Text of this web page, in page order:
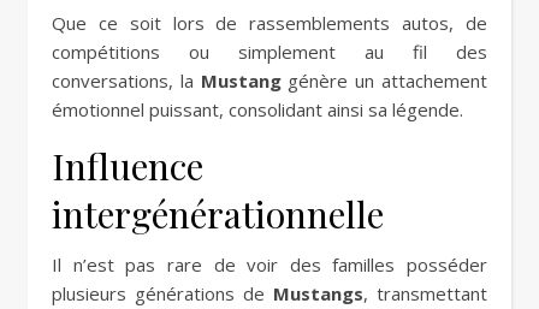
Que ce soit lors de rassemblements autos, de
compétitions ou simplement au fil des
conversations, la Mustanggénère un attachement
émotionnel puissant, consolidant ainsi sa légende.
Influence
intergénérationnelle
Il n’est pas rare de voir des familles posséder
plusieurs générations de Mustangs, transmettant